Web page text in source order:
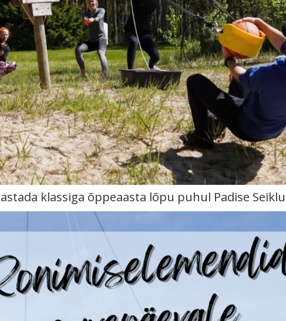
klassiga õppeaasta lõpu puhul Padise